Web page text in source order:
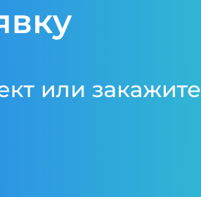
или закажите